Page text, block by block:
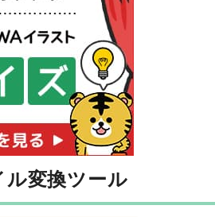
ル変換ツール